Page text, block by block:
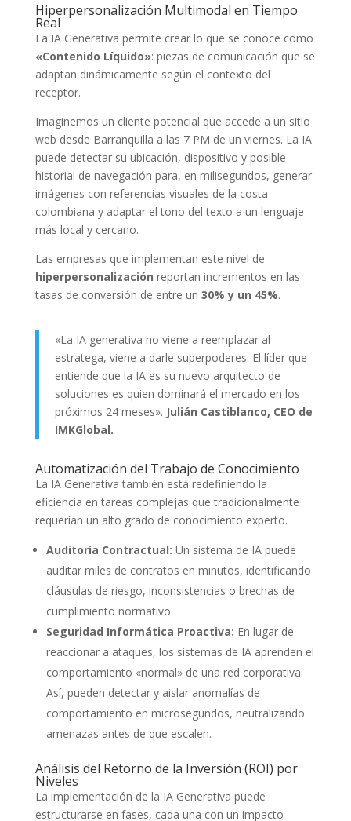
Hiperpersonalización Multimodal en Tiempo
Real
La IA Generativa permite crear lo que se conoce como
«Contenido Líquido»: piezas de comunicación que se
adaptan dinámicamente según el contexto del
receptor.
Imaginemos un cliente potencial que accede a un sitio
web desde Barranquilla a las 7 PM de un viernes. La IA
puede detectar su ubicación, dispositivo y posible
historial de navegación para, en milisegundos, generar
imágenes con referencias visuales de la costa
colombiana y adaptar el tono del texto a un lenguaje
más local y cercano.
Las empresas que implementan este nivel de
hiperpersonalización reportan incrementos en las
tasas de conversión de entre un 30% y un 45%.
«La IA generativa no viene a reemplazar al
estratega, viene a darle superpoderes. El líder que
entiende que la IA es su nuevo arquitecto de
soluciones es quien dominará el mercado en los
próximos 24 meses». Julián Castiblanco, CEO de
IMKGlobal.
Automatización del Trabajo de Conocimiento
La IA Generativa también está redefiniendo la
eficiencia en tareas complejas que tradicionalmente
requerían un alto grado de conocimiento experto.
Auditoría Contractual: Un sistema de IA puede
auditar miles de contratos en minutos, identificando
cláusulas de riesgo, inconsistencias o brechas de
cumplimiento normativo.
Seguridad Informática Proactiva: En lugar de
reaccionar a ataques, los sistemas de IA aprenden el
comportamiento «normal» de una red corporativa.
Así, pueden detectar y aislar anomalías de
comportamiento en microsegundos, neutralizando
amenazas antes de que escalen.
Análisis del Retorno de la Inversión (ROI) por
Niveles
La implementación de la IA Generativa puede
estructurarse en fases, cada una con un impacto